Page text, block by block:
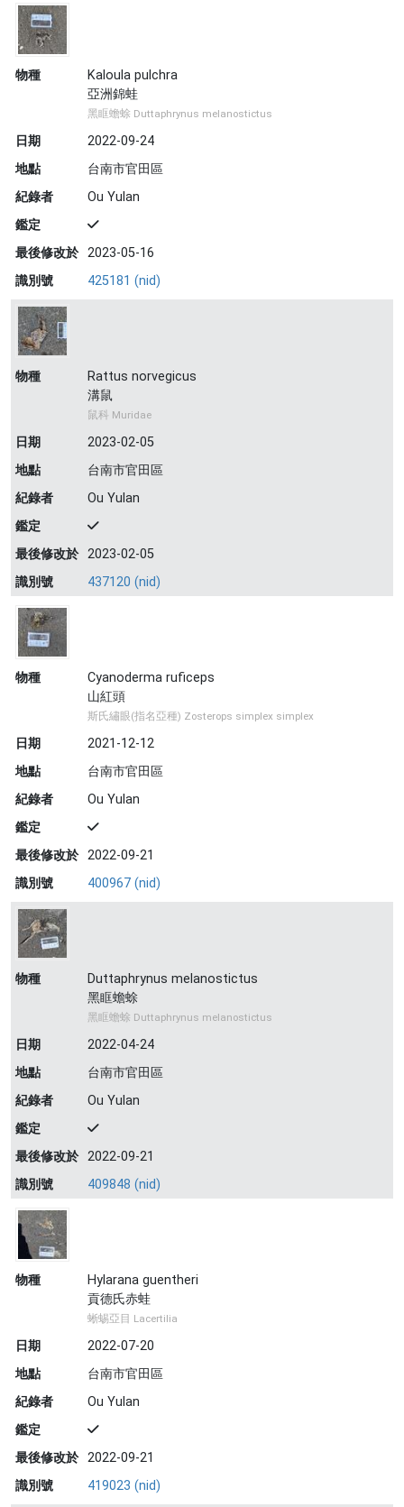
物種
Kaloula pulchra
亞洲錦蛙
黑眶蟾蜍 Duttaphrynus melanostictus
日期
2022-09-24
地點
台南市官田區
紀錄者
Ou Yulan
鑑定
最後修改於 2023-05-16
識別號
425181 (nid)
物種
Rattus norvegicus
溝鼠
鼠科 Muridae
日期
2023-02-05
地點
台南市官田區
紀錄者
Ou Yulan
鑑定
最後修改於 2023-02-05
識別號
437120 (nid)
物種
Cyanoderma ruficeps
山紅頭
斯氏繡眼(指名亞種) Zosterops simplex simplex
日期
2021-12-12
地點
台南市官田區
紀錄者
Ou Yulan
鑑定
最後修改於 2022-09-21
識別號
400967 (nid)
物種
Duttaphrynus melanostictus
黑眶蟾蜍
黑眶蟾蜍 Duttaphrynus melanostictus
日期
2022-04-24
地點
台南市官田區
紀錄者
Ou Yulan
鑑定
最後修改於 2022-09-21
識別號
409848 (nid)
物種
Hylarana guentheri
貢德氏赤蛙
蜥蜴亞目 Lacertilia
日期
2022-07-20
地點
台南市官田區
紀錄者
Ou Yulan
鑑定
最後修改於 2022-09-21
識別號
419023 (nid)